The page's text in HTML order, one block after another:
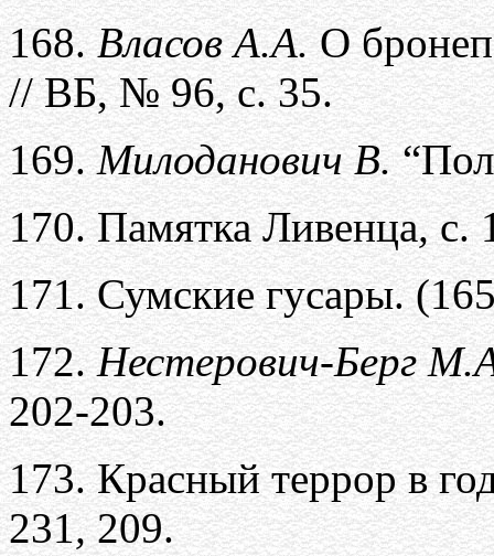
168.Власов А.А.О
// ВБ, № 96, с. 35.
169.Милоданович В.
170.Памятка Ливенца,с.
171.Сумские гусары.
172.Нестерович-Берг
202-203.
173.Красный террор в
231,209.